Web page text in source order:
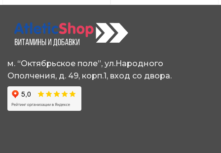
вариаций.
можно
выбрать
на
товара.
вариаций.
можно
выбрать
товара.
м. “Октябрьское поле”, ул.Народного
Ополчения, д. 49, корп.1, вход со двора.